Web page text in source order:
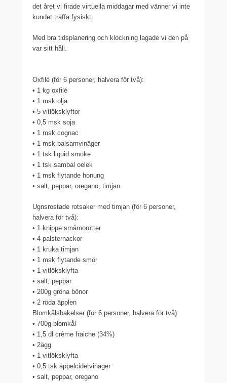
det året vi firade virtuella middagar med vänner vi inte
kundet träffa fysiskt.
Med bra tidsplanering och klockning lagade vi den på
var sitt håll.
Oxfilé (för 6 personer, halvera för två):
• 1 kg oxfilé
• 1 msk olja
• 5 vitlöksklyftor
• 0,5 msk soja
• 1 msk cognac
• 1 msk balsamvinäger
• 1 tsk liquid smoke
• 1 tsk sambal oelek
• 1 msk flytande honung
• salt, peppar, oregano, timjan
Ugnsrostade rotsaker med timjan (för 6 personer,
halvera för två):
• 1 knippe småmorötter
• 4 palsternackor
• 1 kruka timjan
• 1 msk flytande smör
• 1 vitlöksklyfta
• salt, peppar
• 200g gröna bönor
• 2 röda äpplen
Blomkålsbakelser (för 6 personer, halvera för två):
• 700g blomkål
• 1,5 dl crème fraiche (34%)
• 2ägg
• 1 vitlöksklyfta
• 0,5 tsk äppelcidervinäger
• salt, peppar, oregano